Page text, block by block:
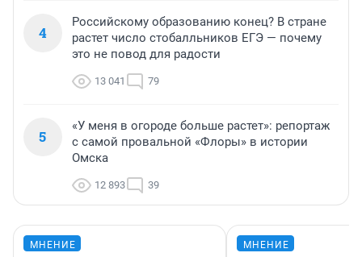
4
Российскому образованию конец? В стране
растет число стобалльников ЕГЭ — почему
это не повод для радости
13 041 79
5
«У меня в огороде больше растет»: репортаж
с самой провальной «Флоры» в истории
Омска
12 893 39
МНЕНИЕ МНЕНИЕ